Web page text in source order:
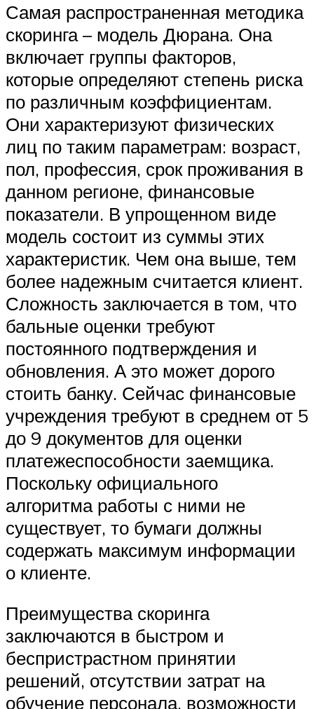
Самая распространенная методика
скоринга – модель Дюрана. Она
включает группы факторов,
которые определяют степень риска
по различным коэффициентам.
Они характеризуют физических
лиц по таким параметрам: возраст,
пол, профессия, срок проживания в
данном регионе, финансовые
показатели. В упрощенном виде
модель состоит из суммы этих
характеристик. Чем она выше, тем
более надежным считается клиент.
Сложность заключается в том, что
бальные оценки требуют
постоянного подтверждения и
обновления. А это может дорого
стоить банку. Сейчас финансовые
учреждения требуют в среднем от 5
до 9 документов для оценки
платежеспособности заемщика.
Поскольку официального
алгоритма работы с ними не
существует, то бумаги должны
содержать максимум информации
о клиенте.
Преимущества скоринга
заключаются в быстром и
беспристрастном принятии
решений, отсутствии затрат на
обучение персонала, возможности